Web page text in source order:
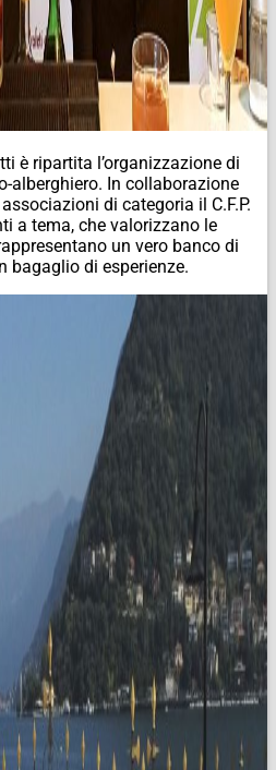
è ripartita l’organizzazione di
alberghiero. In collaborazione
di categoria il C.F.P.
a tema, che valorizzano le
un vero banco di
bagaglio di esperienze.